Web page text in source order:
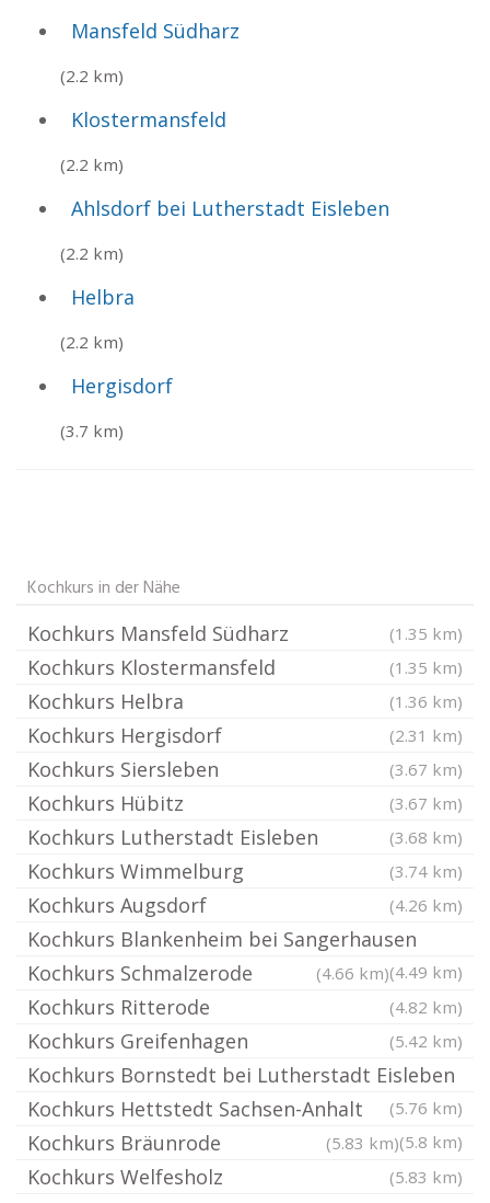
Mansfeld Südharz
(2.2 km)
Klostermansfeld
(2.2 km)
Ahlsdorf bei Lutherstadt Eisleben
(2.2 km)
Helbra
(2.2 km)
Hergisdorf
(3.7 km)
Kochkurs in der Nähe
Kochkurs Mansfeld Südharz (1.35 km)
Kochkurs Klostermansfeld (1.35 km)
Kochkurs Helbra (1.36 km)
Kochkurs Hergisdorf (2.31 km)
Kochkurs Siersleben (3.67 km)
Kochkurs Hübitz (3.67 km)
Kochkurs Lutherstadt Eisleben (3.68 km)
Kochkurs Wimmelburg (3.74 km)
Kochkurs Augsdorf (4.26 km)
Kochkurs Blankenheim bei Sangerhausen
(4.49 km)
Kochkurs Schmalzerode (4.66 km)
Kochkurs Ritterode (4.82 km)
Kochkurs Greifenhagen (5.42 km)
Kochkurs Bornstedt bei Lutherstadt Eisleben
(5.76 km)
Kochkurs Hettstedt Sachsen-Anhalt
(5.8 km)
Kochkurs Bräunrode (5.83 km)
Kochkurs Welfesholz (5.83 km)